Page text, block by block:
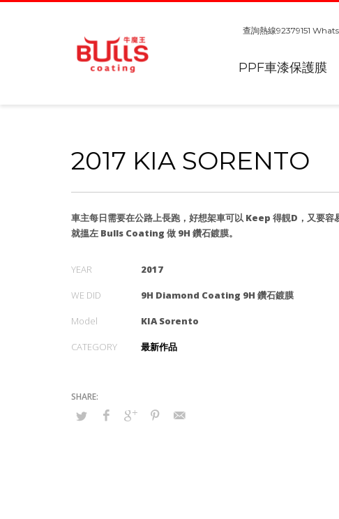
查詢熱線92379151
PPF車漆保護膜
2017 KIA SORENTO
車主每日需要在公路上長跑，好想架車可以 Keep 得靚D，又要容
就搵左 Bulls Coating 做 9H 鑽石鍍膜。
YEAR 2017
WE DID 9H Diamond Coating 9H 鑽石鍍膜
Model KIA Sorento
CATEGORY 最新作品